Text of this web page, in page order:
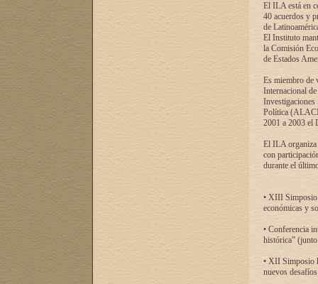
El ILA está en
40 acuerdos y
de
El Instituto
la Comisión
de Estados
Es miembro de
Internacional
Investigaciones
Política
2001 a 2003 el
El ILA organiza
con
durante el
• XIII Simposio
económicas y
• Conferencia
histórica”
• XII Simposio
nuevos